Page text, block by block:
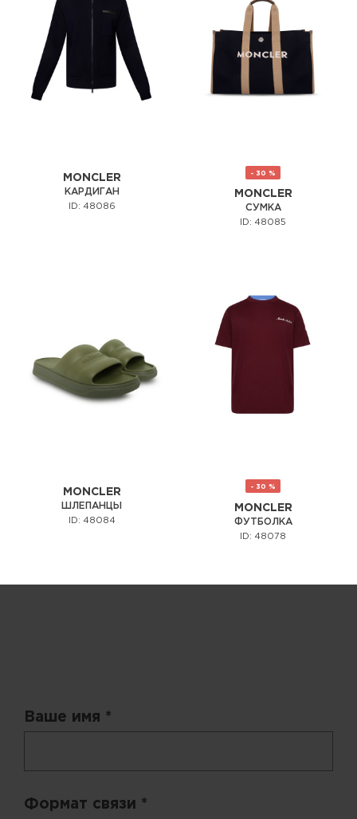
MONCLER
КАРДИГАН
ID: 48086
- 30 %
MONCLER
СУМКА
ID: 48085
MONCLER
ШЛЕПАНЦЫ
ID: 48084
- 30 %
MONCLER
ФУТБОЛКА
ID: 48078
Ваше имя *
Формат связи *